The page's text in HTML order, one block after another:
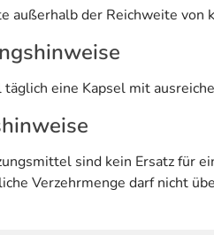
außerhalb der Reichweite von
täglich eine Kapsel mit
sind kein Ersatz für
Verzehrmenge darf nicht